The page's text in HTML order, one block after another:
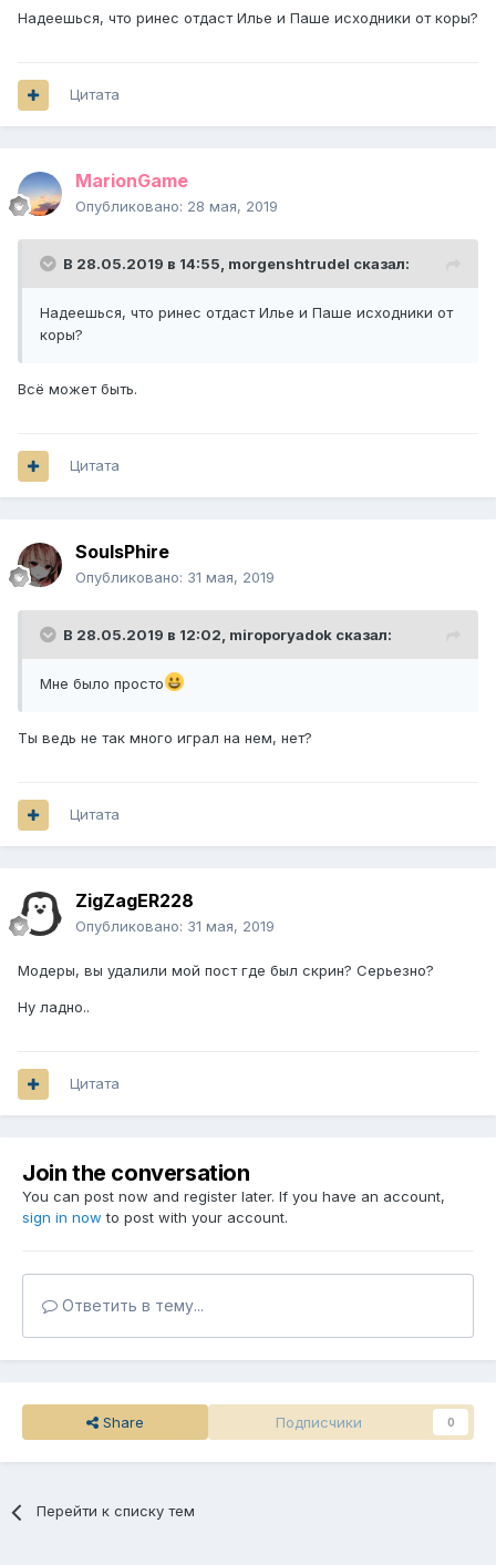
Надеешься, что ринес отдаст Илье и Паше исходники от коры?
Цитата
MarionGame
Опубликовано: 28 мая, 2019
В 28.05.2019 в 14:55, morgenshtrudel сказал:
Надеешься, что ринес отдаст Илье и Паше исходники от
коры?
Всё может быть.
Цитата
SoulsPhire
Опубликовано: 31 мая, 2019
В 28.05.2019 в 12:02, miroporyadok сказал:
Мне было просто
Ты ведь не так много играл на нем, нет?
Цитата
ZigZagER228
Опубликовано: 31 мая, 2019
Модеры, вы удалили мой пост где был скрин? Серьезно?
Ну ладно..
Цитата
Join the conversation
You can post now and register later. If you have an account,
sign in now to post with your account.
Ответить в тему...
Share Подписчики 0
Перейти к списку тем